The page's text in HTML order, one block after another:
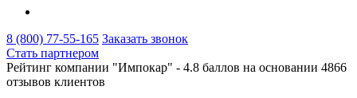
8 (800) 77-55-165 Заказать звонок
Стать партнером
Рейтинг компании "Импокар" - 4.8 баллов на основании 4866
отзывов клиентов